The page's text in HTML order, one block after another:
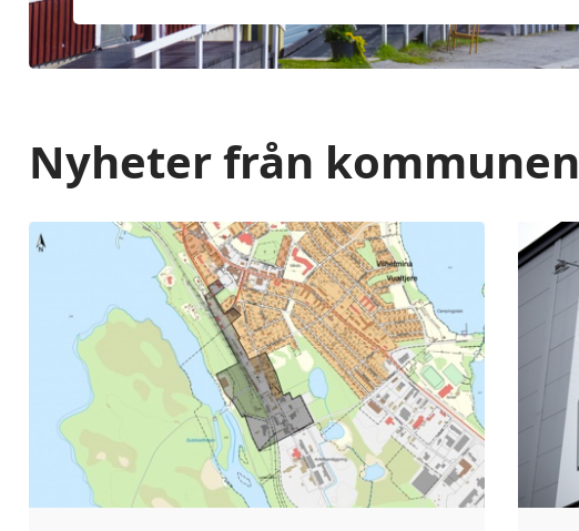
Nyheter från kommunen